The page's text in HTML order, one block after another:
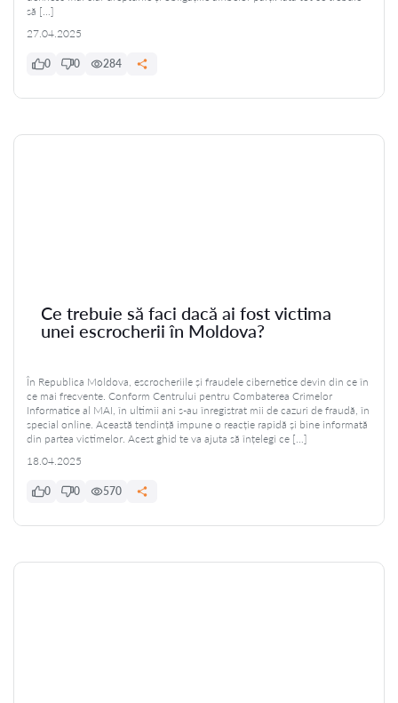
să […]
27.04.2025
0 0 284
Ce trebuie să faci dacă ai fost victima
unei escrocherii în Moldova?
În Republica Moldova, escrocheriile și fraudele cibernetice devin din ce în
ce mai frecvente. Conform Centrului pentru Combaterea Crimelor
Informatice al MAI, în ultimii ani s-au înregistrat mii de cazuri de fraudă, în
special online. Această tendință impune o reacție rapidă și bine informată
din partea victimelor. Acest ghid te va ajuta să înțelegi ce […]
18.04.2025
0 0 570